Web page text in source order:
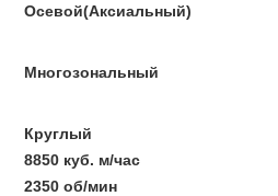
Осевой(Аксиальный)
Многозональный
Круглый
8850 куб. м/час
2350 об/мин